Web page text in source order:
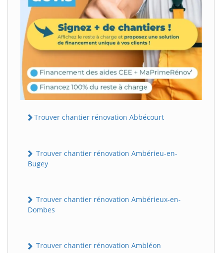
Trouver chantier rénovation Abbécourt
Trouver chantier rénovation Ambérieu-en-
Bugey
Trouver chantier rénovation Ambérieux-en-
Dombes
Trouver chantier rénovation Ambléon